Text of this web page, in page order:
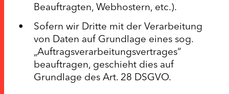
Beauftragten, Webhostern, etc.).
Sofern wir Dritte mit der Verarbeitung
von Daten auf Grundlage eines sog.
„Auftragsverarbeitungsvertrages“
beauftragen, geschieht dies auf
Grundlage des Art. 28 DSGVO.